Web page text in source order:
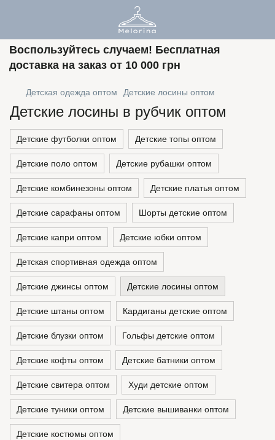
Воспользуйтесь случаем! Бесплатная
доставка на заказ от 10 000 грн
Детская одежда оптом Детские лосины оптом
Детские лосины в рубчик оптом
Детские футболки оптом Детские топы оптом
Детские поло оптом Детские рубашки оптом
Детские комбинезоны оптом Детские платья оптом
Детские сарафаны оптом Шорты детские оптом
Детские капри оптом Детские юбки оптом
Детская спортивная одежда оптом
Детские джинсы оптом Детские лосины оптом
Детские штаны оптом Кардиганы детские оптом
Детские блузки оптом Гольфы детские оптом
Детские кофты оптом Детские батники оптом
Детские свитера оптом Худи детские оптом
Детские туники оптом Детские вышиванки оптом
Детские костюмы оптом